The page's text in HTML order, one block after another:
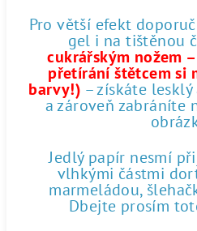
Pro větší efekt
gel i na tištěnou
cukrářským nožem
přetírání štětcem si
barvy!) – získáte
a zároveň zabráníte
Jedlý papír nesmí
vlhkými částmi
marmeládou,
Dbejte prosím